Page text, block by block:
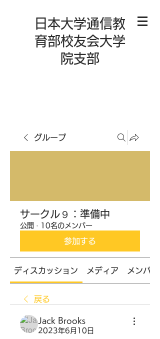
日本大学通信教
育部校友会大学
院支部
グループ
サークル９：準備中
公開 · 10名のメンバー
参加する
ディスカッション メディア メンバー
戻る
Jack Brooks
2023年6月10日